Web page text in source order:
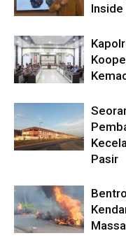
Inside
Pasir
Massa